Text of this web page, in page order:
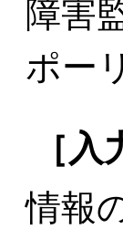
障害
ポー
［入
情報